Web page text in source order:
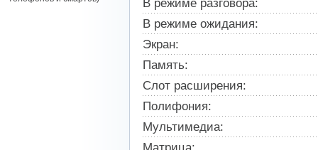
В режиме разговора:
В режиме ожидания:
Экран:
Память:
Слот расширения:
Полифония:
Мультимедиа: